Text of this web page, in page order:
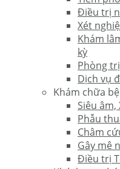
Điều trị
Xét
Khám
kỳ
Phòng
Dịch vụ
Khám chữa
Siêu
Phẫu
Châm
Gây mê
Điều trị